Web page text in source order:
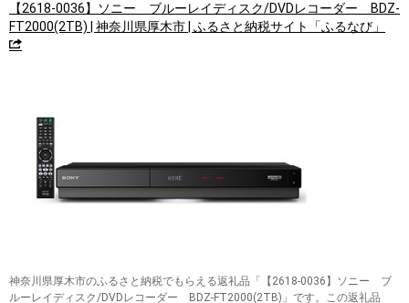
【2618-0036】ソニー ブルーレイディスク/DVDレコーダー BDZ-
FT2000(2TB) | 神奈川県厚木市 | ふるさと納税サイト「ふるなび」
神奈川県厚木市のふるさと納税でもらえる返礼品「【2618-0036】ソニー ブ
ルーレイディスク/DVDレコーダー BDZ-FT2000(2TB)」です。この返礼品